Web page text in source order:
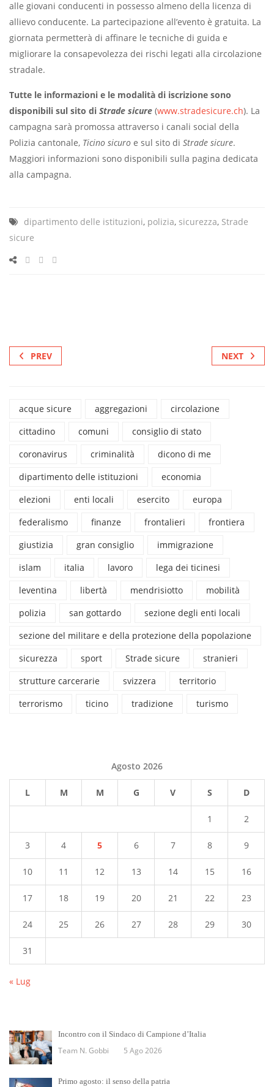
alle giovani conducenti in possesso almeno della licenza di
allievo conducente. La partecipazione all’evento è gratuita. La
giornata permetterà di affinare le tecniche di guida e
migliorare la consapevolezza dei rischi legati alla circolazione
stradale.
Tutte le informazioni e le modalità di iscrizione sono
disponibili sul sito di Strade sicure (www.stradesicure.ch). La
campagna sarà promossa attraverso i canali social della
Polizia cantonale, Ticino sicuro e sul sito di Strade sicure.
Maggiori informazioni sono disponibili sulla pagina dedicata
alla campagna.
dipartimento delle istituzioni, polizia, sicurezza, Strade
sicure
PREV NEXT
acque sicure aggregazioni
circolazione
cittadino
comuni
consiglio di stato
coronavirus
criminalità
dicono di me
dipartimento delle istituzioni
economia
elezioni
enti locali esercito
europa
federalismo
finanze frontalieri
frontiera
giustizia
gran consiglio
immigrazione
islam
italia lavoro
lega dei ticinesi
leventina
libertà mendrisiotto
mobilità
polizia
san gottardo
sezione degli enti locali
sezione del militare e della protezione della popolazione
sicurezza
sport Strade sicure
stranieri
strutture carcerarie
svizzera
territorio
terrorismo
ticino tradizione turismo
Agosto 2026
L M M G V S D
1 2
3 4 5 6 7 8 9
10 11 12 13 14 15 16
17 18 19 20 21 22 23
24 25 26 27 28 29 30
31
« Lug
Incontro con il Sindaco di Campione d’Italia
Team N. Gobbi 5 Ago 2026
Primo agosto: il senso della patria